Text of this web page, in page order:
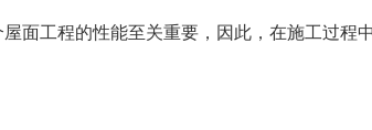
面工程的性能至关重要，因此，在施工过程